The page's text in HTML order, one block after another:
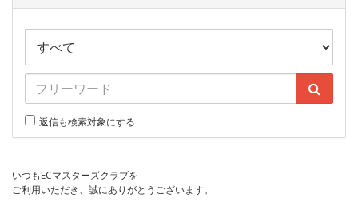
返信も検索対象にする
いつもECマスターズクラブを
ご利用いただき、誠にありがとうございます。